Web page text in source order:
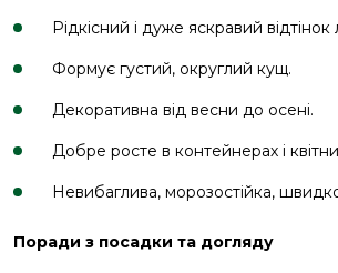
Рідкісний і дуже яскравий відтінок
Формує густий, округлий кущ.
Декоративна від весни до осені.
Добре росте в контейнерах і
Невибаглива, морозостійка,
Поради з посадки та догляду